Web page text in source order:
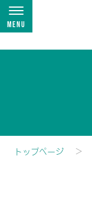
Menu
トップページ